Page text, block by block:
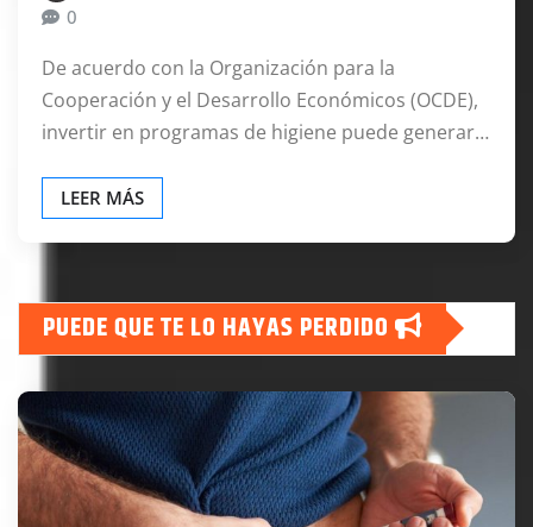
0
De acuerdo con la Organización para la
Cooperación y el Desarrollo Económicos (OCDE),
invertir en programas de higiene puede generar…
LEER MÁS
PUEDE QUE TE LO HAYAS PERDIDO